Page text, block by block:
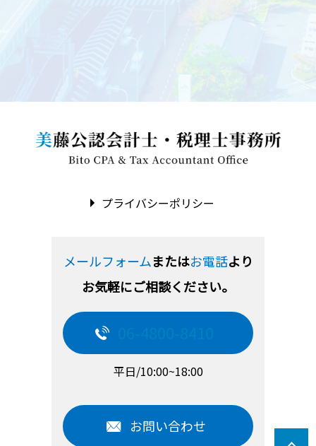
プライバシーポリシー
メールフォームまたはお電話より
お気軽にご相談ください。
平日/10:00~18:00
お問い合わせ